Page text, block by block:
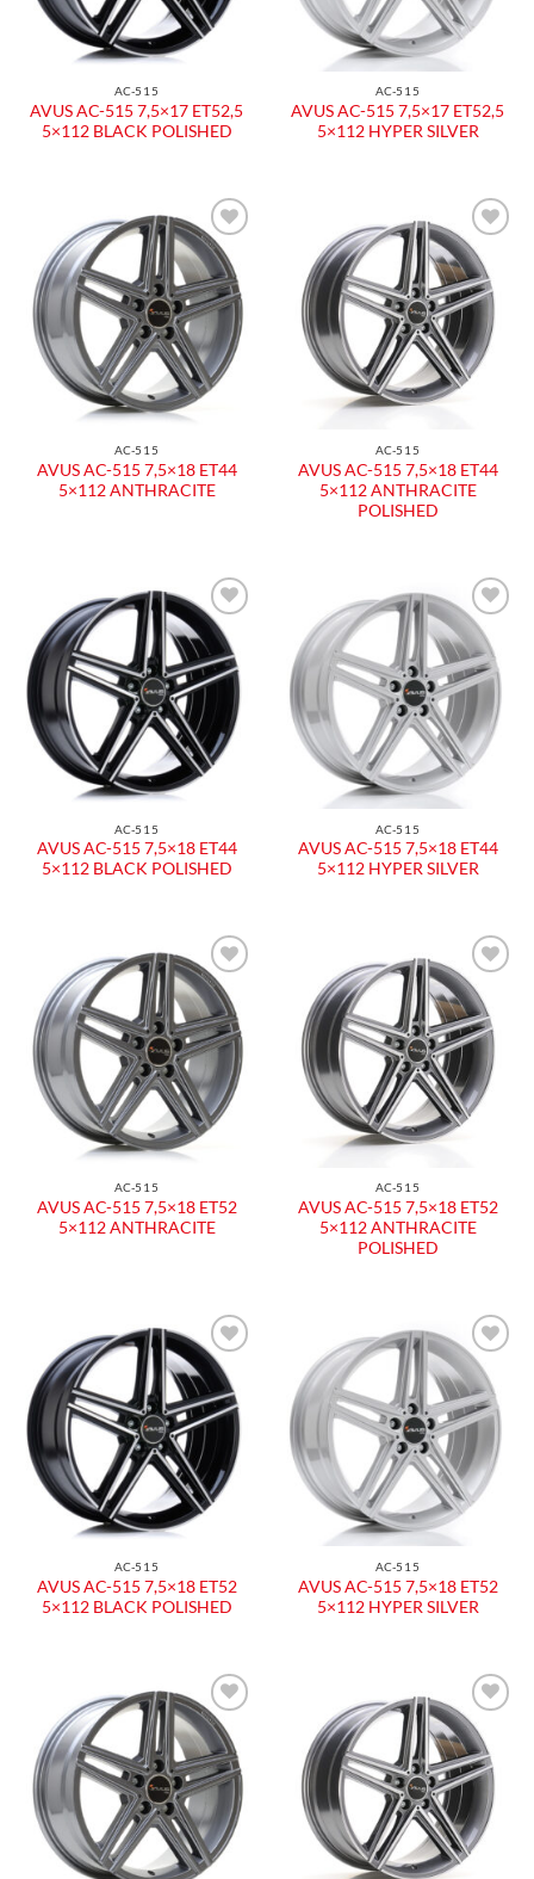
AC-515
AVUS AC-515 7,5×17 ET52,5
5×112 BLACK POLISHED
AC-515
AVUS AC-515 7,5×17 ET52,5
5×112 HYPER SILVER
Aggiungi
alla lista
dei
desideri
AC-515
AVUS AC-515 7,5×18 ET44
5×112 ANTHRACITE
Aggiungi
alla lista
dei
desideri
AC-515
AVUS AC-515 7,5×18 ET44
5×112 ANTHRACITE
POLISHED
Aggiungi
alla lista
dei
desideri
AC-515
AVUS AC-515 7,5×18 ET44
5×112 BLACK POLISHED
Aggiungi
alla lista
dei
desideri
AC-515
AVUS AC-515 7,5×18 ET44
5×112 HYPER SILVER
Aggiungi
alla lista
dei
desideri
AC-515
AVUS AC-515 7,5×18 ET52
5×112 ANTHRACITE
Aggiungi
alla lista
dei
desideri
AC-515
AVUS AC-515 7,5×18 ET52
5×112 ANTHRACITE
POLISHED
Aggiungi
alla lista
dei
desideri
AC-515
AVUS AC-515 7,5×18 ET52
5×112 BLACK POLISHED
Aggiungi
alla lista
dei
desideri
AC-515
AVUS AC-515 7,5×18 ET52
5×112 HYPER SILVER
Aggiungi
alla lista
dei
desideri
Aggiungi
alla lista
dei
desideri